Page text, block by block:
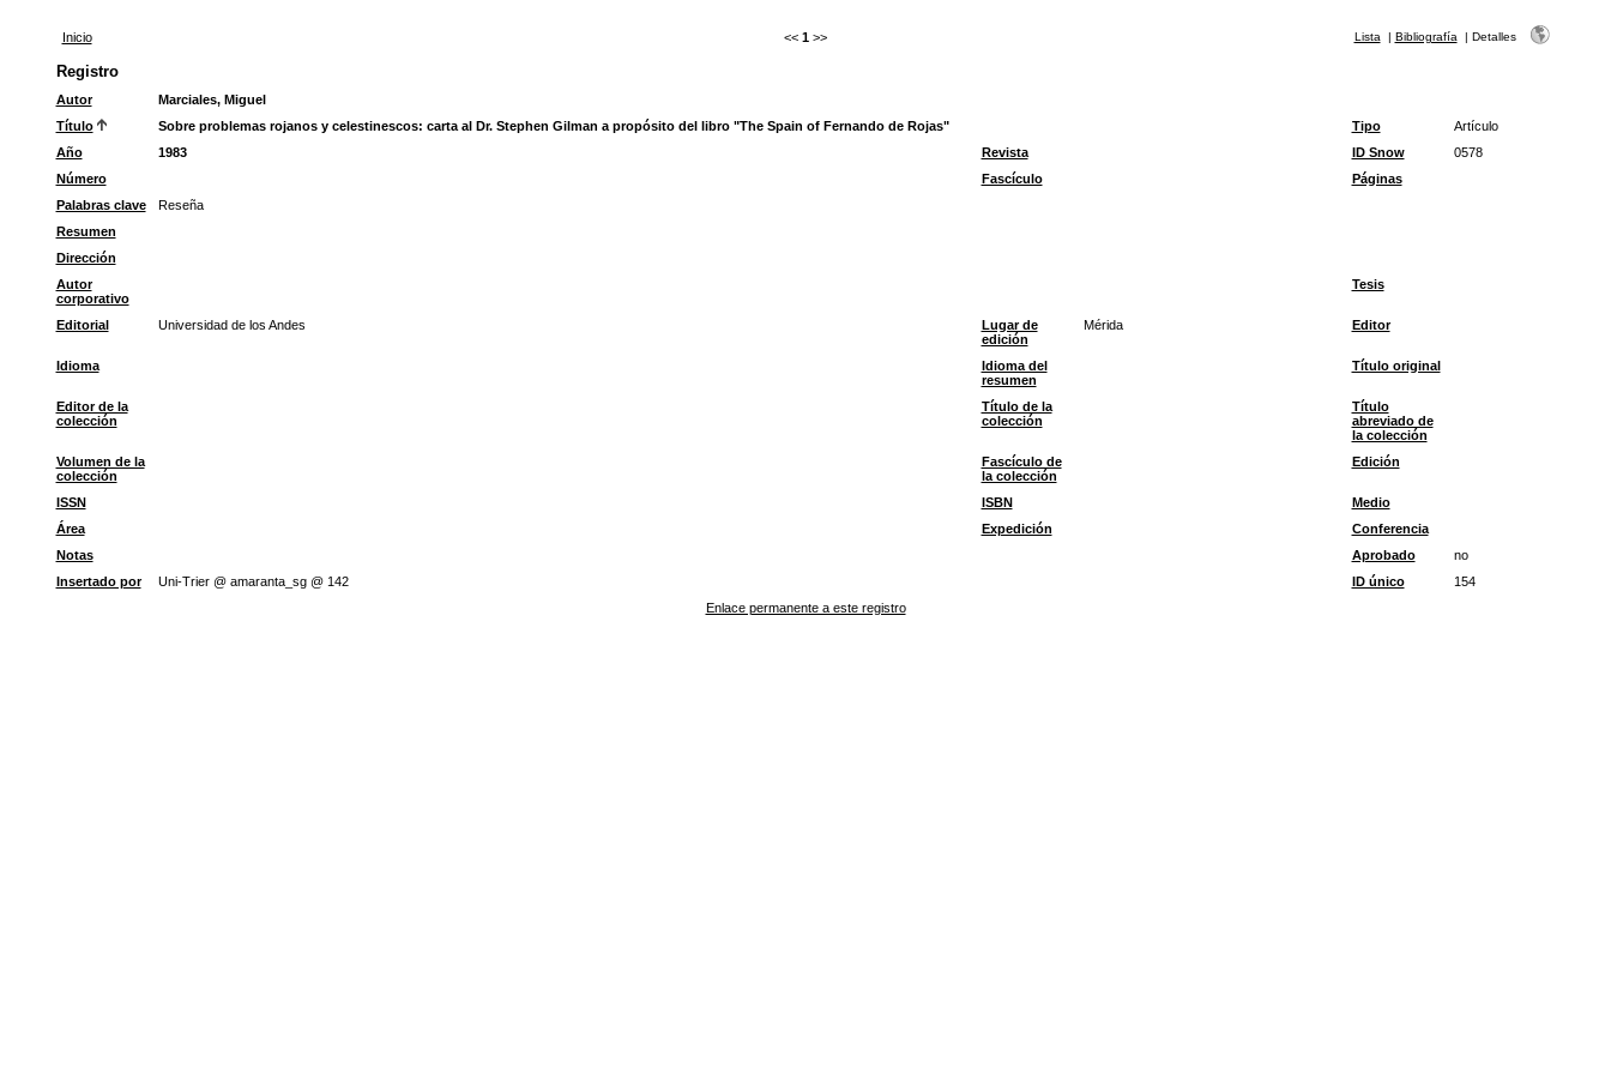
Inicio << 1 >> Lista | Bibliografía | Detalles
Registro
Autor
Marciales, Miguel
Título
Sobre problemas rojanos y celestinescos: carta al Dr. Stephen Gilman a propósito del libro "The Spain of Fernando de Rojas" Tipo
Artículo
Año
1983 Revista ID Snow
0578
Número
Fascículo
Páginas
Palabras clave
Reseña
Resumen
Dirección
Autor
corporativo
Tesis
Editorial Universidad de los Andes
Lugar de
edición
Mérida Editor
Idioma
Idioma del
resumen
Título original
Editor de la
colección
Título de la
colección
Título
abreviado de
la colección
Volumen de la
colección
Fascículo de
la colección
Edición
ISSN ISBN
Medio
Área
Expedición
Conferencia
Notas
Aprobado
no
Insertado por
Uni-Trier @ amaranta_sg @ 142 ID único
154
Enlace permanente a este registro